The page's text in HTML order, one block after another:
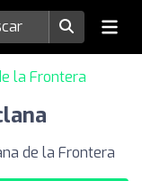
la Frontera
de la Frontera